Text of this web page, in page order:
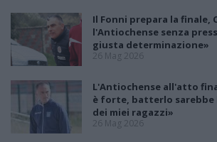
Il Fonni prepara la finale,
l'Antiochense senza
giusta determinazione»
26 Mag 2026
L'Antiochense all'atto
è forte, batterlo sarebbe
dei miei ragazzi»
26 Mag 2026